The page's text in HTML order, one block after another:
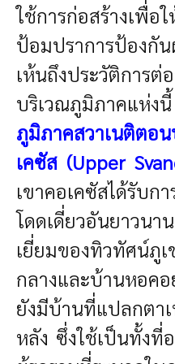
ใช้การก่อสร้างเพื่อ
ป้อมปราการป้อง
เห้นถึงประวัติการ
บริเวณภูมิภาคแห่งนี้
ภูมิภาคสวาเนติตอ
เคซัส (Upper
เขาคอเคซัสได้รับก
โดดเดี่ยวอันยาวน
เยี่ยมของทิวทัศน์ภู
กลางและบ้านหอค
ยังมีบ้านที่แปลกต
หลัง ซึ่งใช้เป็นทั้งที่